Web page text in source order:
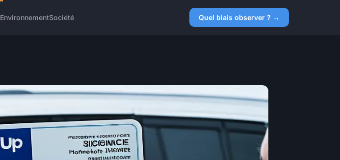
EnvironnementSociété Quel biais observer ? →